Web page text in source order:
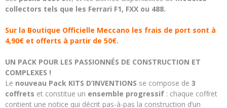
collectors tels que les Ferrari F1, FXX ou 488.
Sur la Boutique Officielle Meccano les frais de port sont à
4,90€ et offerts à partir de 50€.
UN PACK POUR LES PASSIONNÉS DE CONSTRUCTION ET
COMPLEXES !
Le nouveau Pack KITS D’INVENTIONS se compose de 3
coffrets et constitue un ensemble progressif : chaque coffret
contient une notice qui décrit pas-à-pas la construction d’un